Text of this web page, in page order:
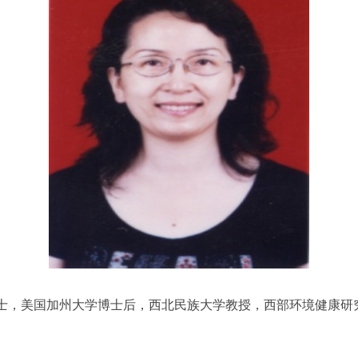
，美国加州大学博士后，西北民族大学教授，西部环境健康研